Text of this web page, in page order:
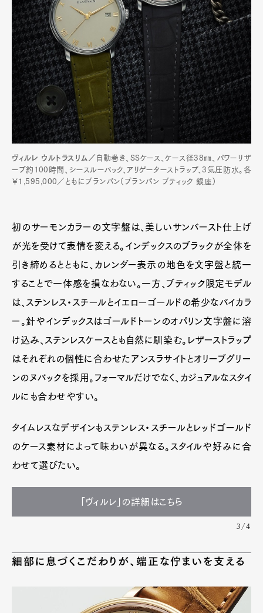
ヴィルレ ウルトラスリム／ 自動巻き、SSケース、ケース径38㎜、パワーリザ
ーブ約100時間、シースルーバック、アリゲーターストラップ、3気圧防水。各
￥1,595,000／ともにブランパン（ブランパン ブティック 銀座）
初のサーモンカラーの文字盤は、美しいサンバースト仕上げ
が光を受けて表情を変える。インデックスのブラックが全体を
引き締めるとともに、カレンダー表示の地色を文字盤と統一
することで一体感を損なわない。一方、ブティック限定モデル
は、ステンレス・スチールとイエローゴールドの希少なバイカラ
ー。針やインデックスはゴールドトーンのオパリン文字盤に溶
け込み、ステンレスケースとも自然に馴染む。レザーストラップ
はそれぞれの個性に合わせたアンスラサイトとオリーブグリー
ンのヌバックを採用。フォーマルだけでなく、カジュアルなスタイ
ルにも合わせやすい。
タイムレスなデザインもステンレス・スチールとレッドゴールド
のケース素材によって味わいが異なる。スタイルや好みに合
わせて選びたい。
「ヴィルレ」の詳細はこちら
3/4
細部に息づくこだわりが、端正な佇まいを支える